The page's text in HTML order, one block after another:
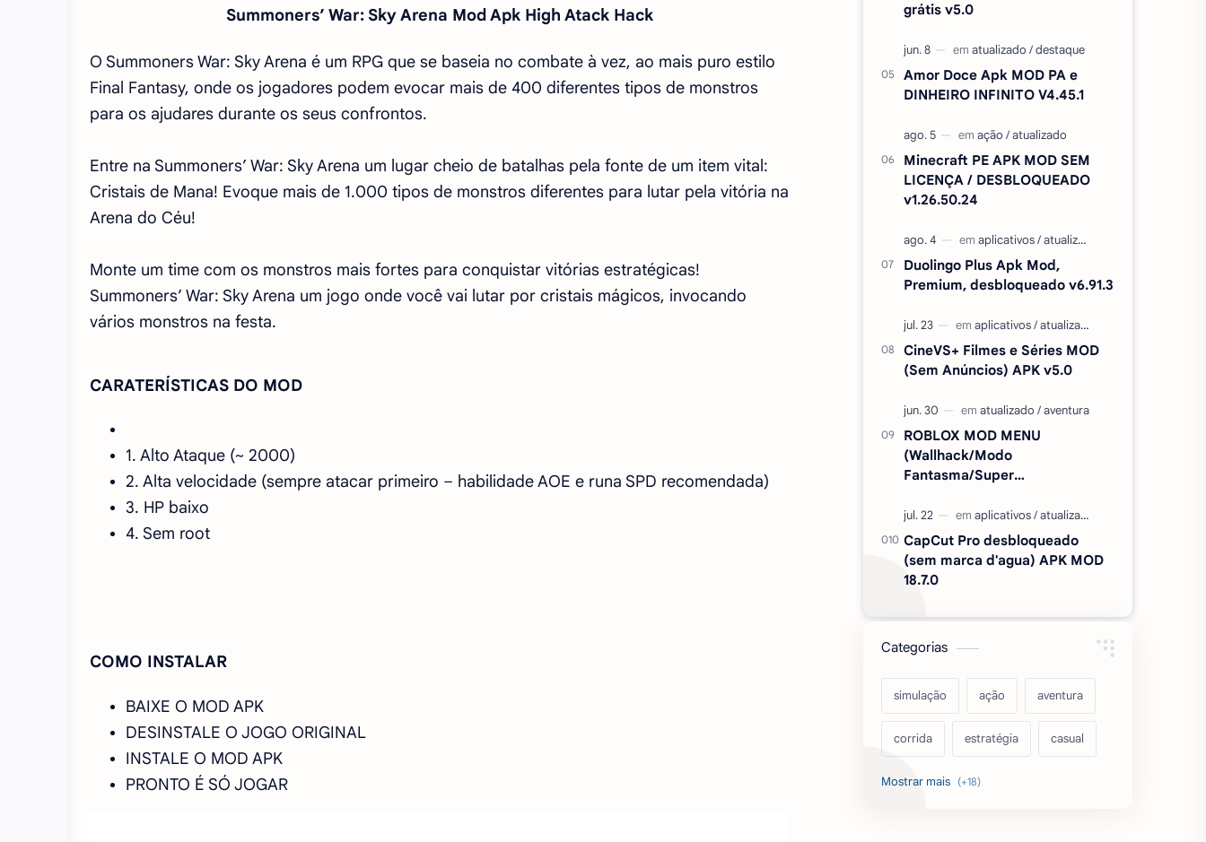
Summoners’ War: Sky Arena Mod Apk High Atack Hack
O Summoners War: Sky Arena é um RPG que se baseia no combate à vez, ao mais puro estilo
Final Fantasy, onde os jogadores podem evocar mais de 400 diferentes tipos de monstros
para os ajudares durante os seus confrontos.
Entre na Summoners’ War: Sky Arena um lugar cheio de batalhas pela fonte de um item vital:
Cristais de Mana! Evoque mais de 1.000 tipos de monstros diferentes para lutar pela vitória na
Arena do Céu!
Monte um time com os monstros mais fortes para conquistar vitórias estratégicas!
Summoners’ War: Sky Arena um jogo onde você vai lutar por cristais mágicos, invocando
vários monstros na festa.
CARATERÍSTICAS DO MOD
1. Alto Ataque (~ 2000)
2. Alta velocidade (sempre atacar primeiro – habilidade AOE e runa SPD recomendada)
3. HP baixo
4. Sem root
COMO INSTALAR
BAIXE O MOD APK
DESINSTALE O JOGO ORIGINAL
INSTALE O MOD APK
PRONTO É SÓ JOGAR
grátis v5.0
Amor Doce Apk MOD PA e
DINHEIRO INFINITO V4.45.1
Minecraft PE APK MOD SEM
LICENÇA / DESBLOQUEADO
v1.26.50.24
Duolingo Plus Apk Mod,
Premium, desbloqueado v6.91.3
CineVS+ Filmes e Séries MOD
(Sem Anúncios) APK v5.0
ROBLOX MOD MENU
(Wallhack/Modo
Fantasma/Super
CapCut Pro desbloqueado
(sem marca d'agua) APK MOD
18.7.0
Categorias
simulação ação aventura
corrida estratégia casual
acarde esportes